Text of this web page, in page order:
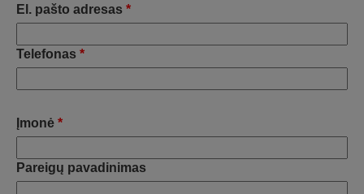
El. pašto adresas *
Telefonas *
Įmonė *
Pareigų pavadinimas